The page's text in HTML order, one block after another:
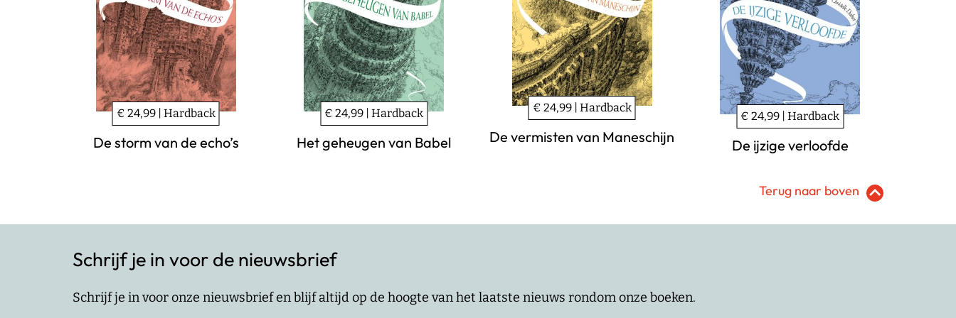
€ 24,99 | Hardback
De storm van de echo’s
€ 24,99 | Hardback
Het geheugen van Babel
€ 24,99 | Hardback
De vermisten van Maneschijn
€ 24,99 | Hardback
De ijzige verloofde
Terug naar boven
Schrijf je in voor de nieuwsbrief
Schrijf je in voor onze nieuwsbrief en blijf altijd op de hoogte van het laatste nieuws rondom onze boeken.